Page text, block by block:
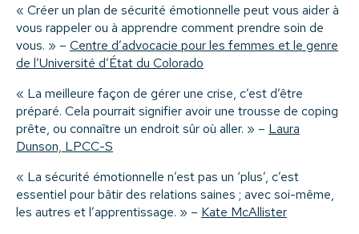
« Créer un plan de sécurité émotionnelle peut vous aider à
vous rappeler ou à apprendre comment prendre soin de
vous. » – Centre d’advocacie pour les femmes et le genre
de l’Université d’État du Colorado
« La meilleure façon de gérer une crise, c’est d’être
préparé. Cela pourrait signifier avoir une trousse de coping
prête, ou connaître un endroit sûr où aller. » – Laura
Dunson, LPCC-S
« La sécurité émotionnelle n’est pas un ‘plus’, c’est
essentiel pour bâtir des relations saines ; avec soi-même,
les autres et l’apprentissage. » – Kate McAllister